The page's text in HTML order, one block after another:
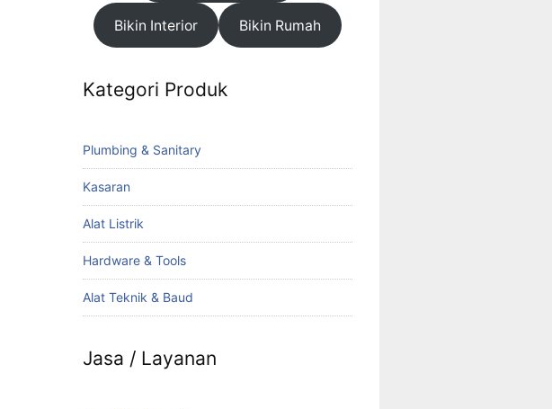
Bikin Interior Bikin Rumah
Kategori Produk
Plumbing & Sanitary
Kasaran
Alat Listrik
Hardware & Tools
Alat Teknik & Baud
Jasa / Layanan